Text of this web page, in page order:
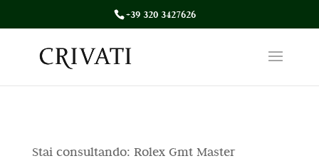
+39 320 3427626
Stai consultando: Rolex Gmt Master